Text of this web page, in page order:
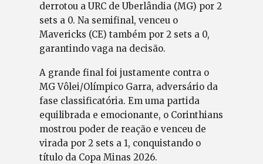
derrotou a URC de Uberlândia (MG) por 2
sets a 0. Na semifinal, venceu o
Mavericks (CE) também por 2 sets a 0,
garantindo vaga na decisão.
A grande final foi justamente contra o
MG Vôlei/Olímpico Garra, adversário da
fase classificatória. Em uma partida
equilibrada e emocionante, o Corinthians
mostrou poder de reação e venceu de
virada por 2 sets a 1, conquistando o
título da Copa Minas 2026.